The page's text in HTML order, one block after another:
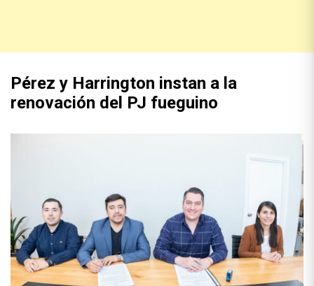
Pérez y Harrington instan a la
renovación del PJ fueguino